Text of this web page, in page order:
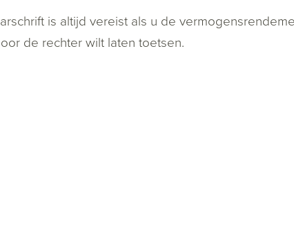
is altijd vereist als u de
de rechter wilt laten toetsen.